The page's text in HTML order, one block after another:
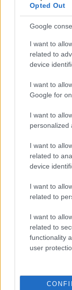
Opted Out
Google
I want to
related to
device
I want to
Google for
I want to
personalized
I want to
related to
device
I want to
related to
I want to
related to
functionality
user
αυτονομίας.
Reply
ODYSSEY
Το Παρίσι αρχικά
ότι και οι δύο
ανάπτυξης
“εταίρων” έβαζαν
τεχνολογιών 6ης
Reply
20 Μαΐου
Άλλη μια